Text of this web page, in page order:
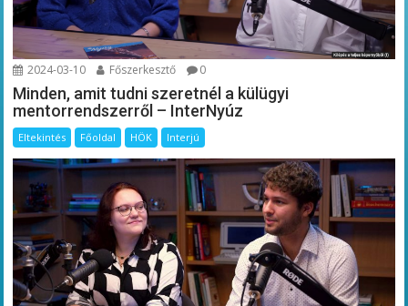
2024-03-10 Főszerkesztő 0
Minden, amit tudni szeretnél a külügyi
mentorrendszerről – InterNyúz
Eltekintés Főoldal HÖK Interjú